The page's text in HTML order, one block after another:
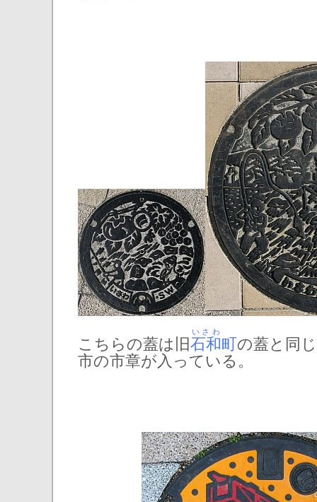
こちらの蓋は旧石和
いさわ
町の蓋と同
市の市章が入っている。